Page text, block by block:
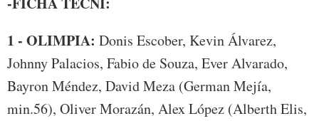
1 - OLIMPIA: Donis Escober, Kevin Álvarez,
Johnny Palacios, Fabio de Souza, Ever Alvarado,
Bayron Méndez, David Meza (German Mejía,
min.56), Oliver Morazán, Alex López (Alberth Elis,